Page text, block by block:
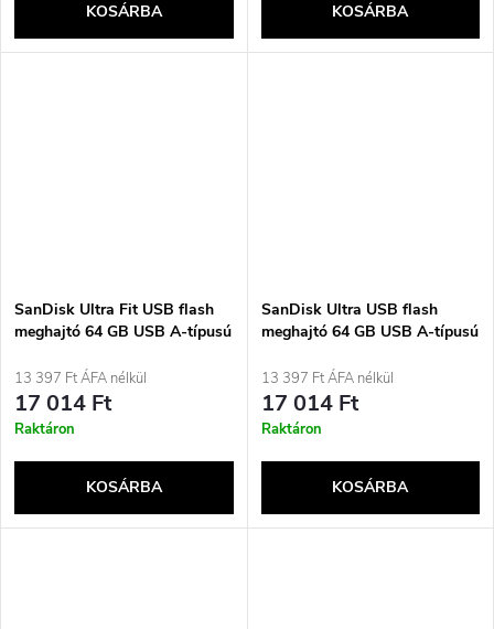
KOSÁRBA KOSÁRBA
SanDisk Ultra Fit USB flash
meghajtó 64 GB USB A-típusú
13 397 Ft ÁFA nélkül
17 014 Ft
Raktáron
KOSÁRBA
SanDisk Ultra USB flash
meghajtó 64 GB USB A-típusú
13 397 Ft ÁFA nélkül
17 014 Ft
Raktáron
KOSÁRBA